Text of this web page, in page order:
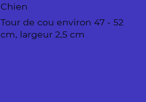
Chien
Tour de cou environ 47 - 52
cm, largeur 2,5 cm